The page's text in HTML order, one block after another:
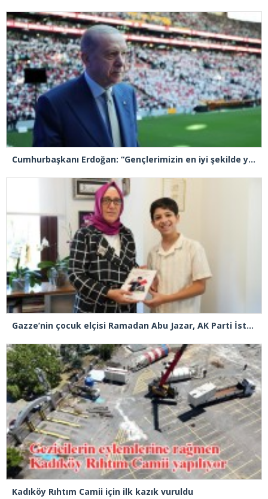
Cumhurbaşkanı Erdoğan: “Gençlerimizin en iyi şekilde yetişmeniz için tüm gücümüzle çalışıyoruz”
Gazze’nin çocuk elçisi Ramadan Abu Jazar, AK Parti İstanbul İl Başkanlığını ziyaret etti
Kadıköy Rıhtım Camii için ilk kazık vuruldu